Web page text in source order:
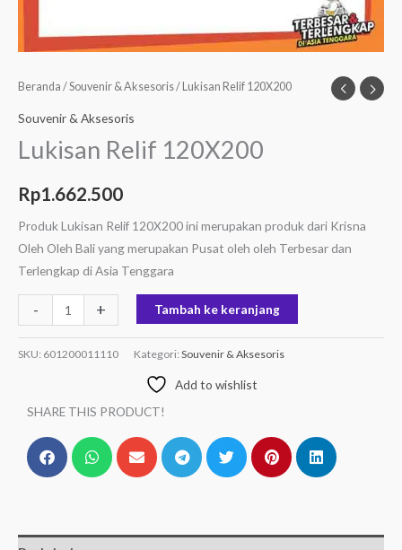
Beranda /Souvenir & Aksesoris/ Lukisan Relif 120X200
Souvenir & Aksesoris
Lukisan Relif 120X200
Rp1.662.500
Produk Lukisan Relif 120X200 ini merupakan produk dari Krisna
Oleh Oleh Bali yang merupakan Pusat oleh oleh Terbesar dan
Terlengkap di Asia Tenggara
- + Tambah ke keranjang
SKU: 601200011110 Kategori: Souvenir & Aksesoris
Add to wishlist
SHARE THIS PRODUCT!